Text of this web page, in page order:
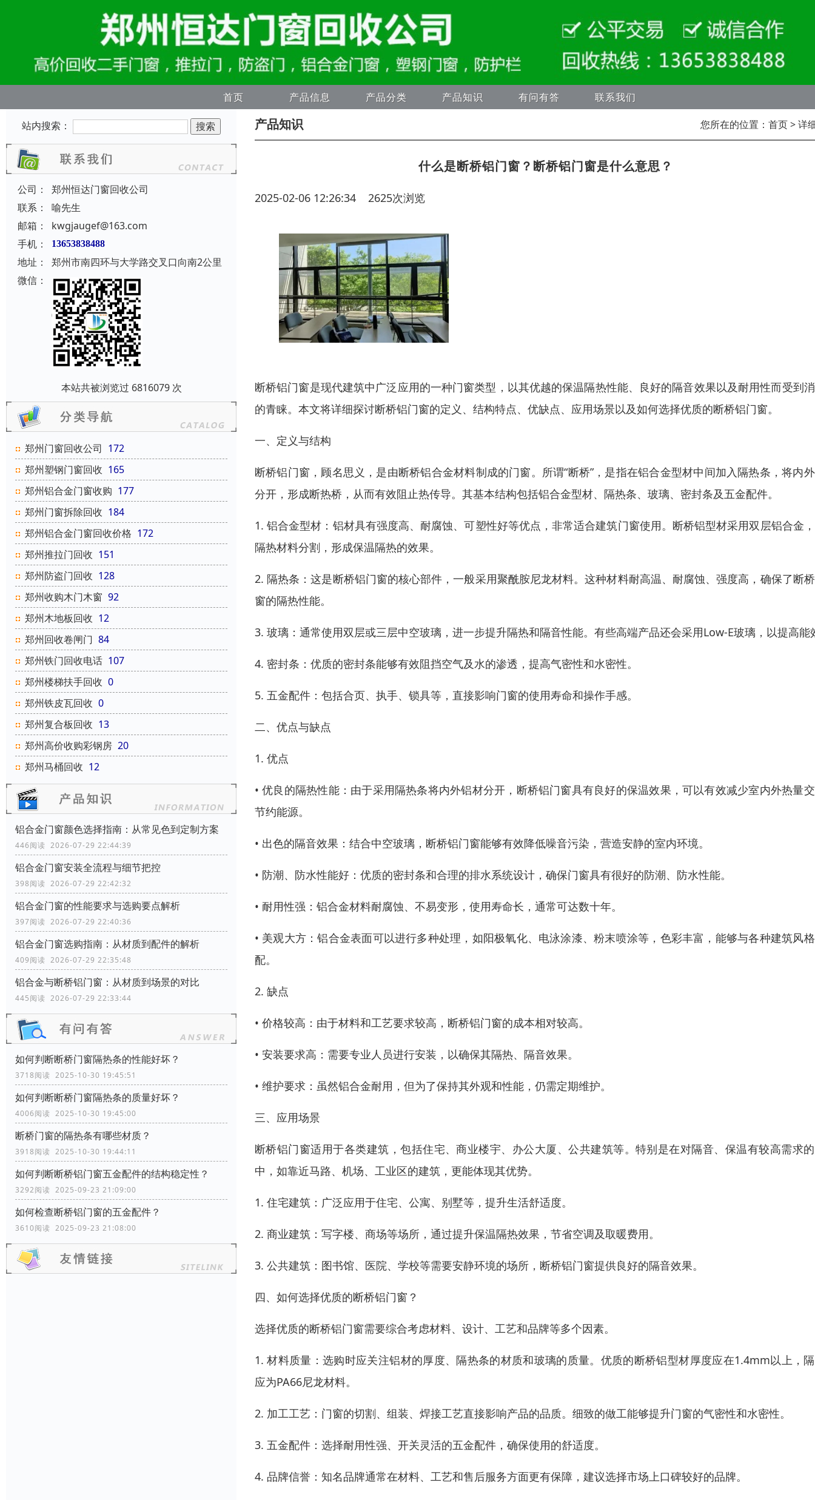
首页 产品信息 产品分类 产品知识 有问有答 联系我们
站内搜索：
公司：
郑州恒达门窗回收公司
联系：
喻先生
邮箱：
kwgjaugef@163.com
手机：
13653838488
地址：
郑州市南四环与大学路交叉口向南2公里
微信：
本站共被浏览过 6816079 次
郑州门窗回收公司 172
郑州塑钢门窗回收 165
郑州铝合金门窗收购 177
郑州门窗拆除回收 184
郑州铝合金门窗回收价格 172
郑州推拉门回收 151
郑州防盗门回收 128
郑州收购木门木窗 92
郑州木地板回收 12
郑州回收卷闸门 84
郑州铁门回收电话 107
郑州楼梯扶手回收 0
郑州铁皮瓦回收 0
郑州复合板回收 13
郑州高价收购彩钢房 20
郑州马桶回收 12
铝合金门窗颜色选择指南：从常见色到定制方案
446阅读 2026-07-29 22:44:39
铝合金门窗安装全流程与细节把控
398阅读 2026-07-29 22:42:32
铝合金门窗的性能要求与选购要点解析
397阅读 2026-07-29 22:40:36
铝合金门窗选购指南：从材质到配件的解析
409阅读 2026-07-29 22:35:48
铝合金与断桥铝门窗：从材质到场景的对比
445阅读 2026-07-29 22:33:44
如何判断断桥门窗隔热条的性能好坏？
3718阅读 2025-10-30 19:45:51
如何判断断桥门窗隔热条的质量好坏？
4006阅读 2025-10-30 19:45:00
断桥门窗的隔热条有哪些材质？
3918阅读 2025-10-30 19:44:11
如何判断断桥铝门窗五金配件的结构稳定性？
3292阅读 2025-09-23 21:09:00
如何检查断桥铝门窗的五金配件？
3610阅读 2025-09-23 21:08:00
产品知识 您所在的位置： 首页> 详
什么是断桥铝门窗？断桥铝门窗是什么意思？
2025-02-06 12:26:34 2625次浏览
断桥铝门窗是现代建筑中广泛应用的一种门窗类型，以其优越的保温隔热性能、良好的隔音效果以及耐用性而受到
的青睐。本文将详细探讨断桥铝门窗的定义、结构特点、优缺点、应用场景以及如何选择优质的断桥铝门窗。
一、定义与结构
断桥铝门窗，顾名思义，是由断桥铝合金材料制成的门窗。所谓“断桥”，是指在铝合金型材中间加入隔热条，将内
分开，形成断热桥，从而有效阻止热传导。其基本结构包括铝合金型材、隔热条、玻璃、密封条及五金配件。
1. 铝合金型材：铝材具有强度高、耐腐蚀、可塑性好等优点，非常适合建筑门窗使用。断桥铝型材采用双层铝合金
隔热材料分割，形成保温隔热的效果。
2. 隔热条：这是断桥铝门窗的核心部件，一般采用聚酰胺尼龙材料。这种材料耐高温、耐腐蚀、强度高，确保了断
窗的隔热性能。
3. 玻璃：通常使用双层或三层中空玻璃，进一步提升隔热和隔音性能。有些高端产品还会采用Low-E玻璃，以提高能
4. 密封条：优质的密封条能够有效阻挡空气及水的渗透，提高气密性和水密性。
5. 五金配件：包括合页、执手、锁具等，直接影响门窗的使用寿命和操作手感。
二、优点与缺点
1. 优点
• 优良的隔热性能：由于采用隔热条将内外铝材分开，断桥铝门窗具有良好的保温效果，可以有效减少室内外热量
节约能源。
• 出色的隔音效果：结合中空玻璃，断桥铝门窗能够有效降低噪音污染，营造安静的室内环境。
• 防潮、防水性能好：优质的密封条和合理的排水系统设计，确保门窗具有很好的防潮、防水性能。
• 耐用性强：铝合金材料耐腐蚀、不易变形，使用寿命长，通常可达数十年。
• 美观大方：铝合金表面可以进行多种处理，如阳极氧化、电泳涂漆、粉末喷涂等，色彩丰富，能够与各种建筑风
配。
2. 缺点
• 价格较高：由于材料和工艺要求较高，断桥铝门窗的成本相对较高。
• 安装要求高：需要专业人员进行安装，以确保其隔热、隔音效果。
• 维护要求：虽然铝合金耐用，但为了保持其外观和性能，仍需定期维护。
三、应用场景
断桥铝门窗适用于各类建筑，包括住宅、商业楼宇、办公大厦、公共建筑等。特别是在对隔音、保温有较高需求
中，如靠近马路、机场、工业区的建筑，更能体现其优势。
1. 住宅建筑：广泛应用于住宅、公寓、别墅等，提升生活舒适度。
2. 商业建筑：写字楼、商场等场所，通过提升保温隔热效果，节省空调及取暖费用。
3. 公共建筑：图书馆、医院、学校等需要安静环境的场所，断桥铝门窗提供良好的隔音效果。
四、如何选择优质的断桥铝门窗？
选择优质的断桥铝门窗需要综合考虑材料、设计、工艺和品牌等多个因素。
1. 材料质量：选购时应关注铝材的厚度、隔热条的材质和玻璃的质量。优质的断桥铝型材厚度应在1.4mm以上，
应为PA66尼龙材料。
2. 加工工艺：门窗的切割、组装、焊接工艺直接影响产品的品质。细致的做工能够提升门窗的气密性和水密性。
3. 五金配件：选择耐用性强、开关灵活的五金配件，确保使用的舒适度。
4. 品牌信誉：知名品牌通常在材料、工艺和售后服务方面更有保障，建议选择市场上口碑较好的品牌。